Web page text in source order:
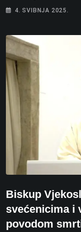
4. SVIBNJA 2025.
Biskup
svećenicima i
povodom